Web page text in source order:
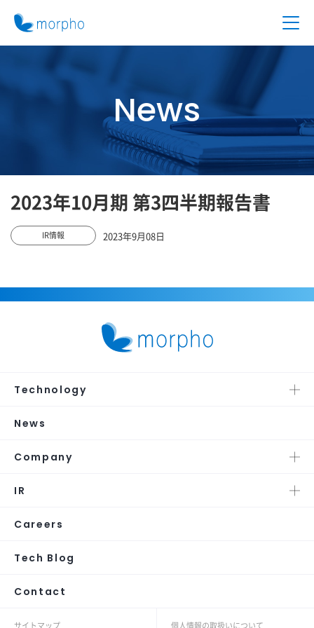
News
2023年10月期 第3四半期報告書
IR情報 2023年9月08日
Technology
News
Company
IR
Careers
Tech Blog
Contact
サイトマップ 個人情報の取扱いについて